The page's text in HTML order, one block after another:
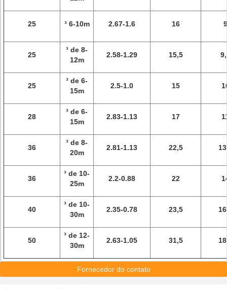
25 ³ 6-10m 2.67-1.6 16 9
25
³ de 8-
12m
2.58-1.29 15,5
25
³ de 6-
15m
2.5-1.0 15
28
³ de 6-
15m
2.83-1.13 17
36
³ de 8-
20m
2.81-1.13 22,5
36
³ de 10-
25m
2.2-0.88 22
40
³ de 10-
30m
2.35-0.78 23,5
50
³ de 12-
30m
2.63-1.05 31,5
Fornecedor do contato